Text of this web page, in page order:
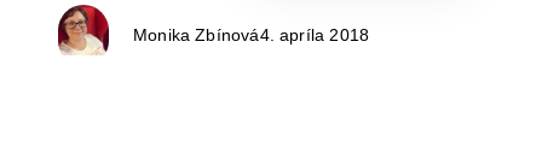
Monika Zbínová4. apríla 2018